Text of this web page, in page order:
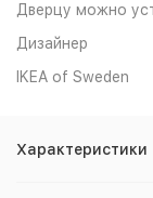
Дверцу можно
Дизайнер
IKEA of Sweden
Характеристики